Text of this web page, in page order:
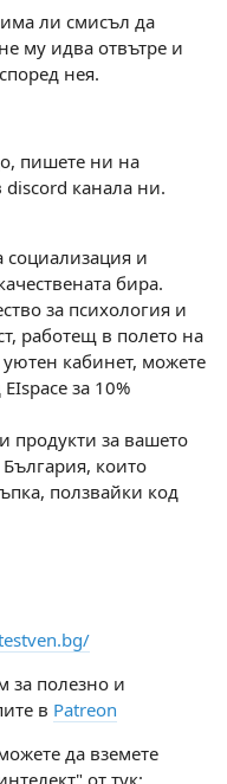
ли смисъл да
му идва отвътре и
нея.
пишете ни на
канала ни.
социализация и
бира.
за психология и
работещ в полето на
кабинет, можете
за 10%
продукти за вашето
които
ползвайки код
за полезно и
в Patreon
да вземете
от тук: